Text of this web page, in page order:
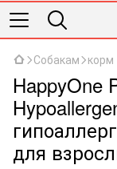
Собакам корм
HappyOne
для